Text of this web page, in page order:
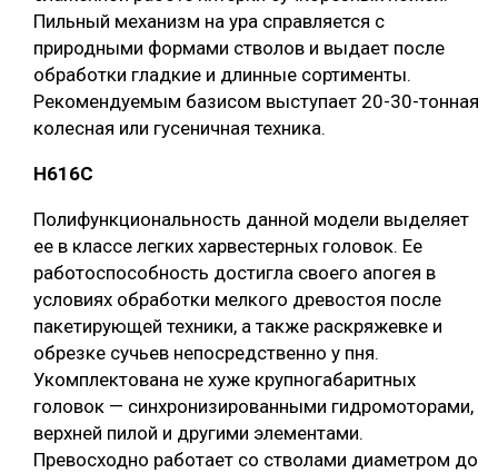
Пильный механизм на ура справляется с
природными формами стволов и выдает после
обработки гладкие и длинные сортименты.
Рекомендуемым базисом выступает 20-30-тонная
колесная или гусеничная техника.
H616C
Полифункциональность данной модели выделяет
ее в классе легких харвестерных головок. Ее
работоспособность достигла своего апогея в
условиях обработки мелкого древостоя после
пакетирующей техники, а также раскряжевке и
обрезке сучьев непосредственно у пня.
Укомплектована не хуже крупногабаритных
головок — синхронизированными гидромоторами,
верхней пилой и другими элементами.
Превосходно работает со стволами диаметром до